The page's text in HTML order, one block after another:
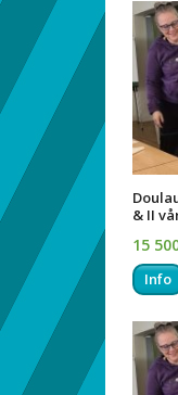
& II
15
Info